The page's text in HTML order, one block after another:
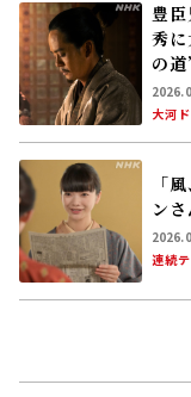
豊
秀
の
大河
「
ン
連続